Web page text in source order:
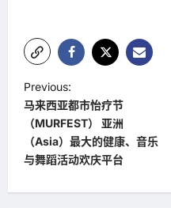
P
o
s
t
n
Previous:
马来西亚都市怡疗节
（MURFEST） 亚洲
（Asia）最大的健康、音乐
与舞蹈活动欢庆平台